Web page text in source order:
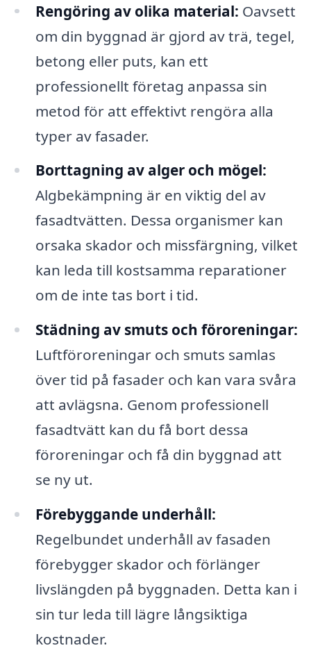
Rengöring av olika material: Oavsett
om din byggnad är gjord av trä, tegel,
betong eller puts, kan ett
professionellt företag anpassa sin
metod för att effektivt rengöra alla
typer av fasader.
Borttagning av alger och mögel:
Algbekämpning är en viktig del av
fasadtvätten. Dessa organismer kan
orsaka skador och missfärgning, vilket
kan leda till kostsamma reparationer
om de inte tas bort i tid.
Städning av smuts och föroreningar:
Luftföroreningar och smuts samlas
över tid på fasader och kan vara svåra
att avlägsna. Genom professionell
fasadtvätt kan du få bort dessa
föroreningar och få din byggnad att
se ny ut.
Förebyggande underhåll:
Regelbundet underhåll av fasaden
förebygger skador och förlänger
livslängden på byggnaden. Detta kan i
sin tur leda till lägre långsiktiga
kostnader.